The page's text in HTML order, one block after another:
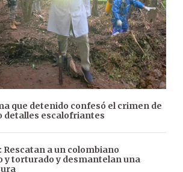
que detenido confesó el crimen de
detalles escalofriantes
Rescatan a un colombiano
y torturado y desmantelan una